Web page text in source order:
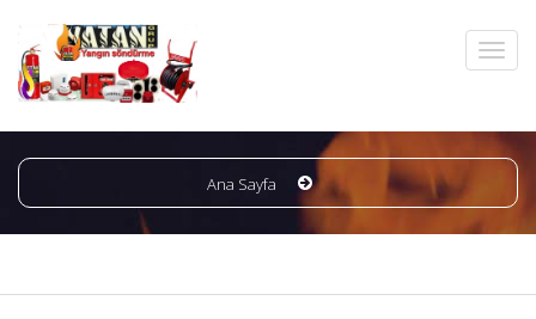
Ana Sayfa